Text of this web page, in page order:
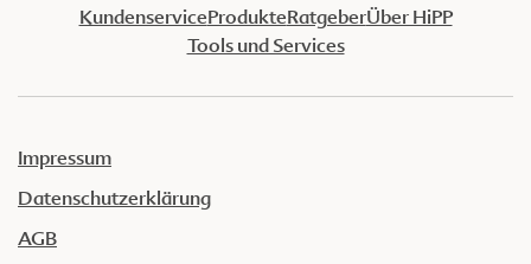
KundenserviceProdukteRatgeberÜber HiPP
Tools und Services
Impressum
Datenschutzerklärung
AGB